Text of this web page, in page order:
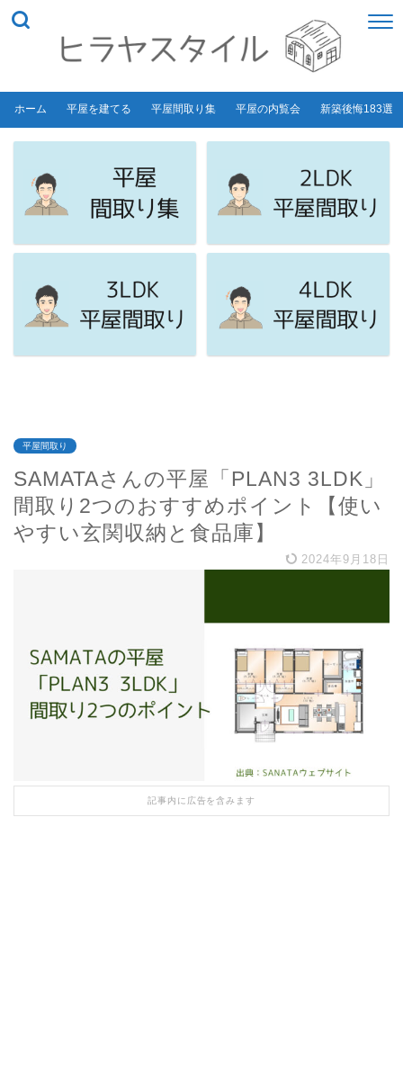
ホーム 平屋を建てる 平屋間取り集 平屋の内覧会 新築後悔183選
平屋間取り
SAMATAさんの平屋「PLAN3 3LDK」
間取り2つのおすすめポイント【使い
やすい玄関収納と食品庫】
2024年9月18日
記事内に広告を含みます